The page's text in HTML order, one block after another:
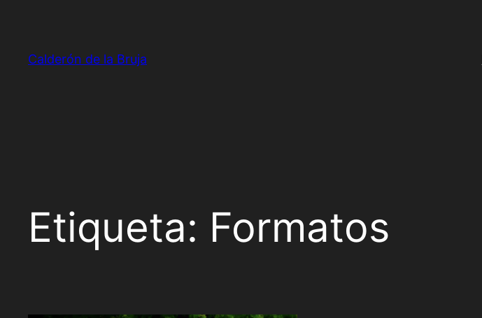
contenido
Calderón de la Bruja
Etiqueta: Formatos